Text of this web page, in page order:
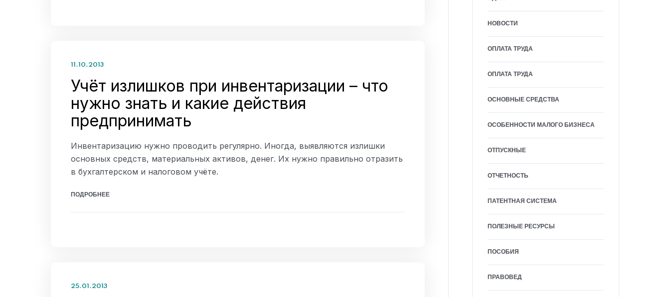
11.10.2013
Учёт излишков при инвентаризации – что
нужно знать и какие действия
предпринимать
Инвентаризацию нужно проводить регулярно. Иногда, выявляются излишки
основных средств, материальных активов, денег. Их нужно правильно отразить
в бухгалтерском и налоговом учёте.
ПОДРОБНЕЕ
25.01.2013
НОВОСТИ
ОПЛАТА ТРУДА
ОПЛАТА ТРУДА
ОСНОВНЫЕ СРЕДСТВА
ОСОБЕННОСТИ МАЛОГО БИЗНЕСА
ОТПУСКНЫЕ
ОТЧЕТНОСТЬ
ПАТЕНТНАЯ СИСТЕМА
ПОЛЕЗНЫЕ РЕСУРСЫ
ПОСОБИЯ
ПРАВОВЕД